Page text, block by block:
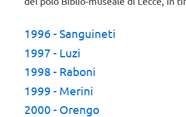
1996 - Sanguineti
1997 - Luzi
1998 - Raboni
1999 - Merini
2000 - Orengo